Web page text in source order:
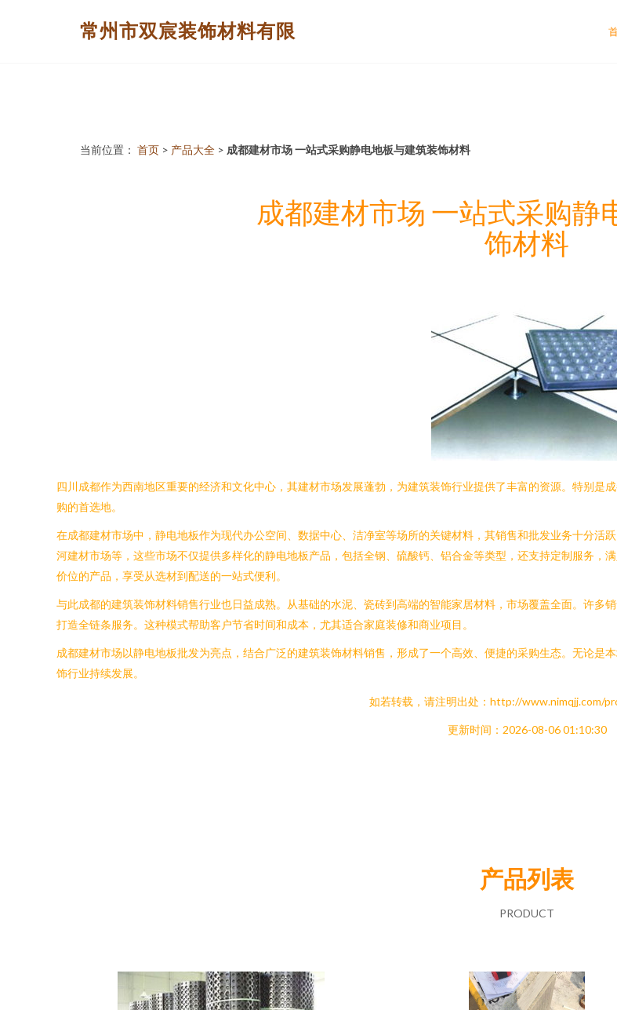
常州市双宸装饰材料有限
当前位置： 首页 > 产品大全 > 成都建材市场 一站式采购静电地板与建筑装饰材料
成都建材市场 一站式采购静
饰材料
四川成都作为西南地区重要的经济和文化中心，其建材市场发展蓬勃，为建筑装饰行业提供了丰富的资源。特别
购的首选地。
在成都建材市场中，静电地板作为现代办公空间、数据中心、洁净室等场所的关键材料，其销售和批发业务十分活
河建材市场等，这些市场不仅提供多样化的静电地板产品，包括全钢、硫酸钙、铝合金等类型，还支持定制服务，
价位的产品，享受从选材到配送的一站式便利。
与此成都的建筑装饰材料销售行业也日益成熟。从基础的水泥、瓷砖到高端的智能家居材料，市场覆盖全面。许多
打造全链条服务。这种模式帮助客户节省时间和成本，尤其适合家庭装修和商业项目。
成都建材市场以静电地板批发为亮点，结合广泛的建筑装饰材料销售，形成了一个高效、便捷的采购生态。无论是
饰行业持续发展。
如若转载，请注明出处：http://www.nimqjj.com/
更新时间：2026-08-06 01:10:30
产品列表
PRODUCT